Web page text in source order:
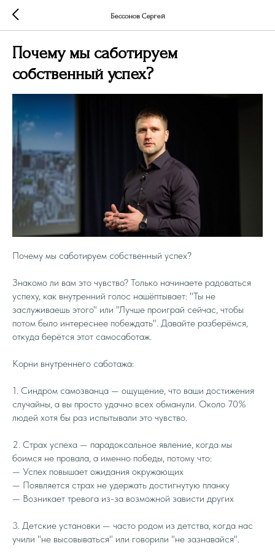
Бессонов Сергей
Почему мы саботируем
собственный успех?
Почему мы саботируем собственный успех?
Знакомо ли вам это чувство? Только начинаете радоваться
успеху, как внутренний голос нашёптывает: "Ты не
заслуживаешь этого" или "Лучше проиграй сейчас, чтобы
потом было интереснее побеждать". Давайте разберёмся,
откуда берётся этот самосаботаж.
Корни внутреннего саботажа:
1. Синдром самозванца — ощущение, что ваши достижения
случайны, а вы просто удачно всех обманули. Около 70%
людей хотя бы раз испытывали это чувство.
2. Страх успеха — парадоксальное явление, когда мы
боимся не провала, а именно победы, потому что:
— Успех повышает ожидания окружающих
— Появляется страх не удержать достигнутую планку
— Возникает тревога из-за возможной зависти других
3. Детские установки — часто родом из детства, когда нас
учили "не высовываться" или говорили "не зазнавайся".